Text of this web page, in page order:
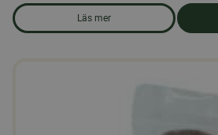
Läs mer
om produkten Ekologiskt